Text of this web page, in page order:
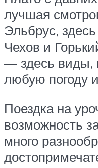
лучшая
Эльбрус,
Чехов и
— здесь виды,
любую погоду
Поездка на
возможность
много